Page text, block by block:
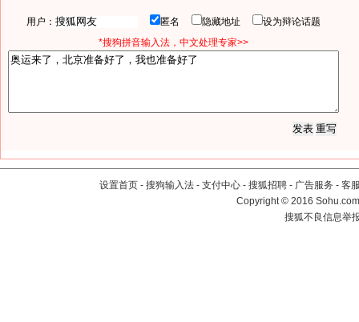
用户： 匿名 隐藏地址
设为辩论话题
*搜狗拼音输入法，中文处理专家>>
设置首页 - 搜狗输入法 - 支付中心 - 搜狐招聘 - 广告服务 - 客
Copyright©2016
搜狐不良信息举